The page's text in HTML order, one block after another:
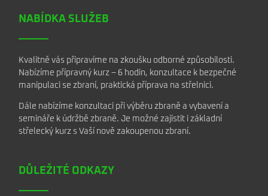
NABÍDKA SLUŽEB
Kvalitně vás připravíme na zkoušku odborné způsobilosti.
Nabízíme přípravný kurz – 6 hodin, konzultace k bezpečné
manipulaci se zbraní, praktická příprava na střelnici.
Dále nabízíme konzultaci při výběru zbraně a vybavení a
semináře k údržbě zbraně. Je možné zajistit i základní
střelecký kurz s Vaší nově zakoupenou zbraní.
DŮLEŽITÉ ODKAZY